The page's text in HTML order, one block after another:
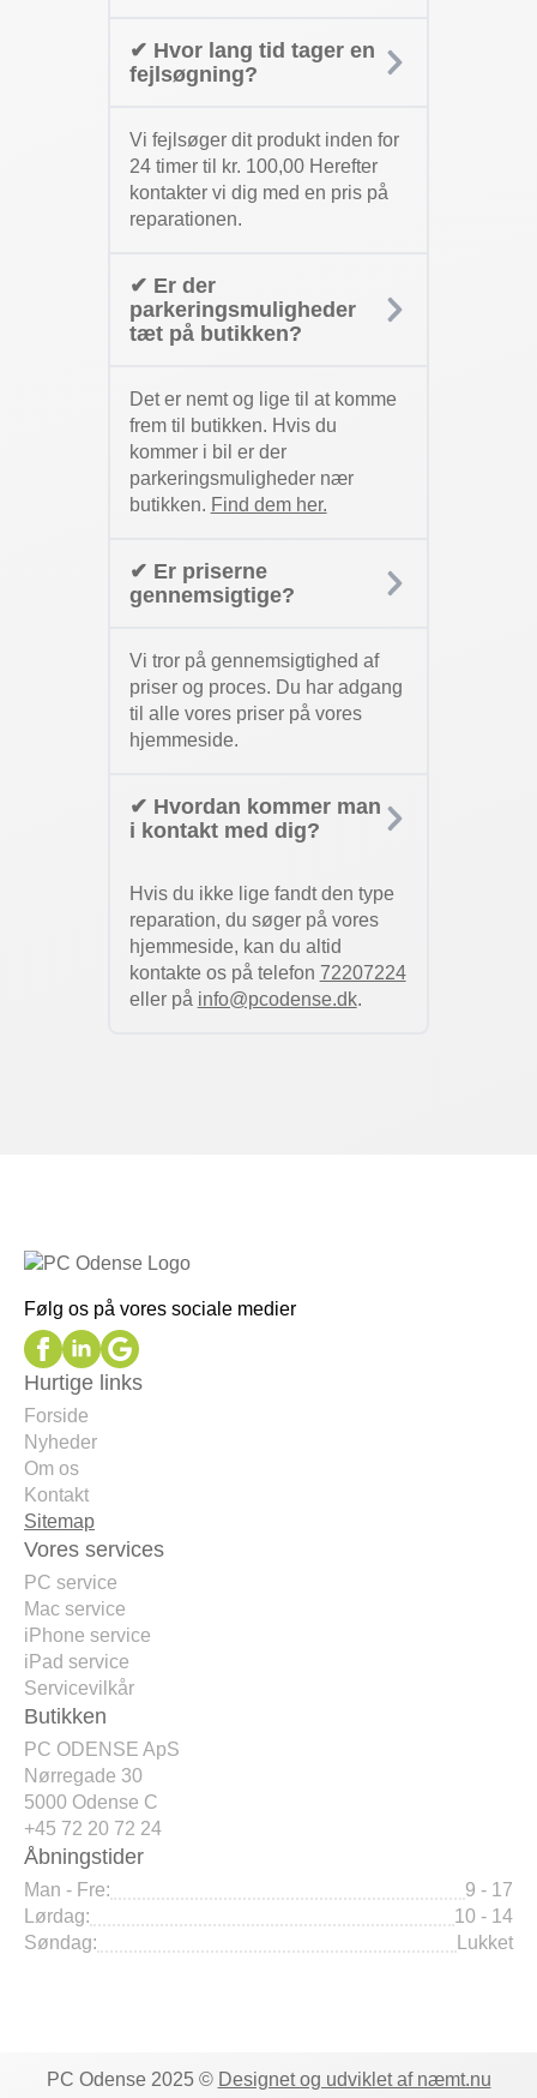
✔ Hvor lang tid tager en
fejlsøgning?
Vi fejlsøger dit produkt inden for
24 timer til kr. 100,00 Herefter
kontakter vi dig med en pris på
reparationen.
✔ Er der
parkeringsmuligheder
tæt på butikken?
Det er nemt og lige til at komme
frem til butikken. Hvis du
kommer i bil er der
parkeringsmuligheder nær
butikken. Find dem her.
✔ Er priserne
gennemsigtige?
Vi tror på gennemsigtighed af
priser og proces. Du har adgang
til alle vores priser på vores
hjemmeside.
✔ Hvordan kommer man
i kontakt med dig?
Hvis du ikke lige fandt den type
reparation, du søger på vores
hjemmeside, kan du altid
kontakte os på telefon 72207224
eller på info@pcodense.dk.
Følg os på vores sociale medier
Hurtige links
Forside
Nyheder
Om os
Kontakt
Sitemap
Vores services
PC service
Mac service
iPhone service
iPad service
Servicevilkår
Butikken
PC ODENSE ApS
Nørregade 30
5000 Odense C
+45 72 20 72 24
Åbningstider
Man - Fre:
9 - 17
Lørdag:
10 - 14
Søndag:
Lukket
PC Odense 2025 © Designet og udviklet af næmt.nu